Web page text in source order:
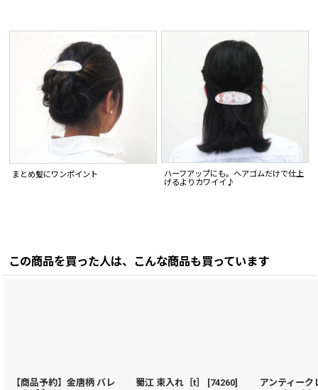
まとめ髪にワンポイント
ハーフアップにも。ヘアゴムだけで仕上
げるよりカワイイ♪
この商品を買った人は、こんな商品も買っています
【商品予約】金唐柄 バレ
蜀江 束入れ［t］ [74260]
アンティーク